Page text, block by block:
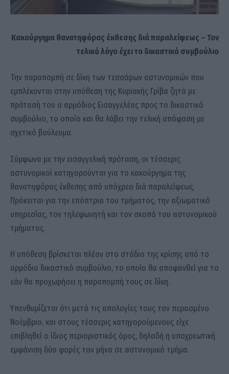
Κακούργημα θανατηφόρας έκθεσης διά παραλείψεως – Τον
τελικό λόγο έχει το δικαστικό συμβούλιο
Την παραπομπή σε δίκη των τεσσάρων αστυνομικών που
εμπλέκονται στην υπόθεση της Κυριακής Γρίβα ζητά με
πρότασή του ο αρμόδιος Εισαγγελέας προς το δικαστικό
συμβούλιο, το οποίο και θα λάβει την τελική απόφαση με
σχετικό βούλευμα.
Σύμφωνα με την εισαγγελική πρόταση, οι τέσσερις
αστυνομικοί κατηγορούνται για το κακούργημα της
θανατηφόρας έκθεσης από υπόχρεο διά παραλείψεως.
Πρόκειται για την επόπτρια του τμήματος, την αξιωματικό
υπηρεσίας, τον τηλεφωνητή και τον σκοπό του αστυνομικού
τμήματος.
Η υπόθεση βρίσκεται πλέον στο στάδιο της κρίσης από το
αρμόδιο δικαστικό συμβούλιο, το οποίο θα αποφανθεί για το
εάν θα προχωρήσει η παραπομπή τους σε δίκη.
Υπενθυμίζεται ότι μετά τις απολογίες τους τον περασμένο
Νοέμβριο, και στους τέσσερις κατηγορούμενους είχε
επιβληθεί ο ίδιος περιοριστικός όρος, δηλαδή η υποχρεωτική
εμφάνιση δύο φορές τον μήνα σε αστυνομικό τμήμα.